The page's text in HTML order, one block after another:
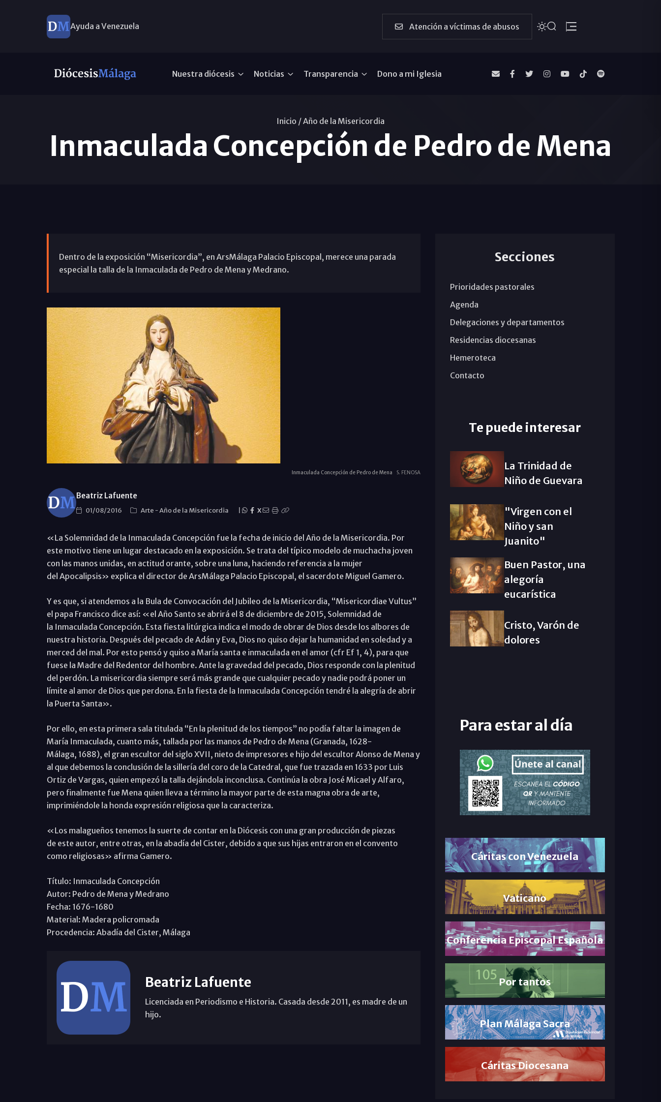
Ayuda a Venezuela Atención a víctimas de abusos
Nuestra diócesis Noticias Transparencia Dono a mi Iglesia
Inicio /Año de la Misericordia
Inmaculada Concepción de Pedro de Mena
Dentro de la exposición “Misericordia”, en ArsMálaga Palacio Episcopal, merece una parada
especial la talla de la Inmaculada de Pedro de Mena y Medrano.
Inmaculada Concepción de Pedro de Mena S. FENOSA
Beatriz Lafuente
01/08/2016 Arte -Año de la Misericordia X
«La Solemnidad de la Inmaculada Concepción fue la fecha de inicio del Año de la Misericordia. Por
este motivo tiene un lugar destacado en la exposición. Se trata del típico modelo de muchacha joven
con las manos unidas, en actitud orante, sobre una luna, haciendo referencia a la mujer
del Apocalipsis» explica el director de ArsMálaga Palacio Episcopal, el sacerdote Miguel Gamero.
Y es que, si atendemos a la Bula de Convocación del Jubileo de la Misericordia, “Misericordiae Vultus”
el papa Francisco dice así: «el Año Santo se abrirá el 8 de diciembre de 2015, Solemnidad de
la Inmaculada Concepción. Esta fiesta litúrgica indica el modo de obrar de Dios desde los albores de
nuestra historia. Después del pecado de Adán y Eva, Dios no quiso dejar la humanidad en soledad y a
merced del mal. Por esto pensó y quiso a María santa e inmaculada en el amor (cfr Ef 1, 4), para que
fuese la Madre del Redentor del hombre. Ante la gravedad del pecado, Dios responde con la plenitud
del perdón. La misericordia siempre será más grande que cualquier pecado y nadie podrá poner un
límite al amor de Dios que perdona. En la fiesta de la Inmaculada Concepción tendré la alegría de abrir
la Puerta Santa».
Por ello, en esta primera sala titulada “En la plenitud de los tiempos” no podía faltar la imagen de
María Inmaculada, cuanto más, tallada por las manos de Pedro de Mena (Granada, 1628-
Málaga, 1688), el gran escultor del siglo XVII, nieto de impresores e hijo del escultor Alonso de Mena y
al que debemos la conclusión de la sillería del coro de la Catedral, que fue trazada en 1633 por Luis
Ortiz de Vargas, quien empezó la talla dejándola inconclusa. Continúa la obra José Micael y Alfaro,
pero finalmente fue Mena quien lleva a término la mayor parte de esta magna obra de arte,
imprimiéndole la honda expresión religiosa que la caracteriza.
«Los malagueños tenemos la suerte de contar en la Diócesis con una gran producción de piezas
de este autor, entre otras, en la abadía del Cister, debido a que sus hijas entraron en el convento
como religiosas» afirma Gamero.
Título: Inmaculada Concepción
Autor: Pedro de Mena y Medrano
Fecha: 1676-1680
Material: Madera policromada
Procedencia: Abadía del Cister, Málaga
Beatriz Lafuente
Licenciada en Periodismo e Historia. Casada desde 2011, es madre de un
hijo.
Secciones
Prioridades pastorales
Agenda
Delegaciones y departamentos
Residencias diocesanas
Hemeroteca
Contacto
Te puede interesar
La Trinidad de
Niño de Guevara
"Virgen con el
Niño y san
Juanito"
Buen Pastor, una
alegoría
eucarística
Cristo, Varón de
dolores
Para estar al día
Cáritas con Venezuela
Vaticano
Conferencia Episcopal Española
Por tantos
Plan Málaga Sacra
Cáritas Diocesana